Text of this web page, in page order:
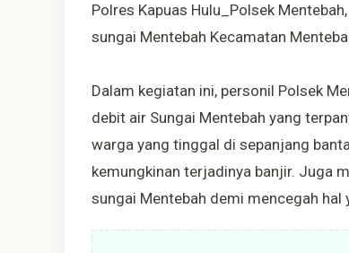
Polres Kapuas Hulu_Polsek
sungai Mentebah Kecamatan
Dalam kegiatan ini, personil Polsek
debit air Sungai Mentebah yang
warga yang tinggal di sepanjang
kemungkinan terjadinya banjir. Juga
sungai Mentebah demi mencegah hal